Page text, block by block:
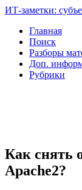
ИТ-заметки:
Главная
Поиск
Разборы
Доп.
Рубрики
Как снять
Apache2?